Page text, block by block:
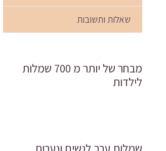
שאלות ותשובות
מבחר של יותר מ 700 שמלות
לילדות